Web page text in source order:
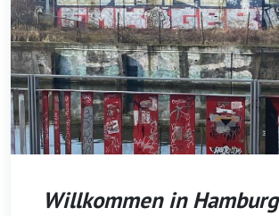
Willkommen in Hamburg